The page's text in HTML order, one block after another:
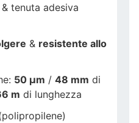
& tenuta adesiva
& resistente allo
50 µm / 48 mm di
m di lunghezza